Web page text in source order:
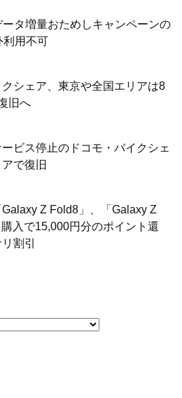
ータ増量おためしキャンペーンの
利用不可
クシェア、東京や全国エリアは8
旧へ
ビス停止のドコモ・バイクシェ
で復旧
Galaxy Z Fold8」、「Galaxy Z
入で15,000円分のポイント還
割引